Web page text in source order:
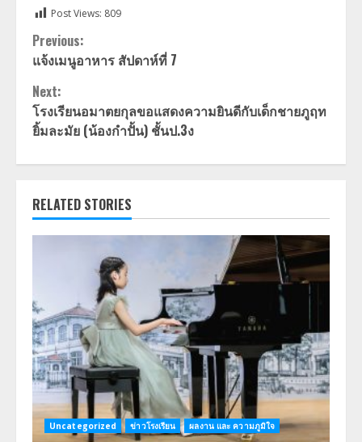
Post Views: 809
Continue
Reading
Previous:
แจ้งเมนูอาหาร สัปดาห์ที่ 7
Next:
โรงเรียนอมาตยกุลขอแสดงความยินดีกับเด็กชายภูฤท
ยิ้มละมัย (น้องกำปั้น) ชั้นป.3ง
RELATED STORIES
Uncategorized ข่าวโรงเรียน ผลงาน และ ความภูมิใจ